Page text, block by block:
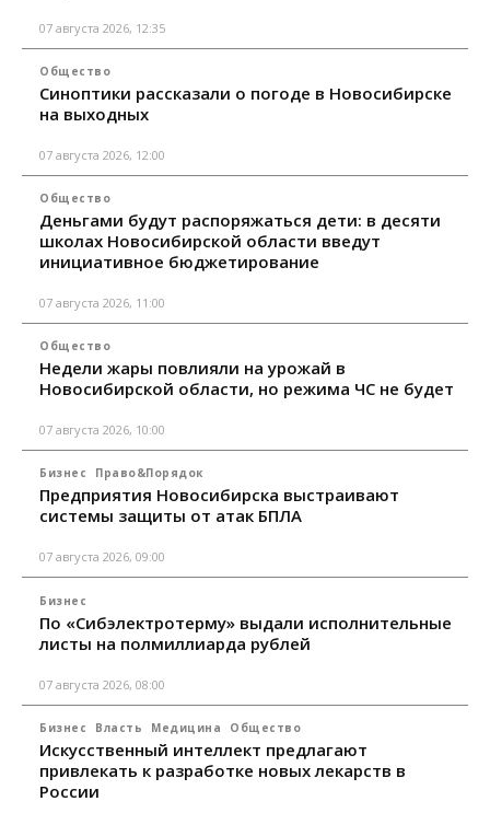
07 августа 2026, 12:35
Общество
Синоптики рассказали о погоде в Новосибирске
на выходных
07 августа 2026, 12:00
Общество
Деньгами будут распоряжаться дети: в десяти
школах Новосибирской области введут
инициативное бюджетирование
07 августа 2026, 11:00
Общество
Недели жары повлияли на урожай в
Новосибирской области, но режима ЧС не будет
07 августа 2026, 10:00
Бизнес Право&Порядок
Предприятия Новосибирска выстраивают
системы защиты от атак БПЛА
07 августа 2026, 09:00
Бизнес
По «Сибэлектротерму» выдали исполнительные
листы на полмиллиарда рублей
07 августа 2026, 08:00
Бизнес Власть Медицина Общество
Искусственный интеллект предлагают
привлекать к разработке новых лекарств в
России